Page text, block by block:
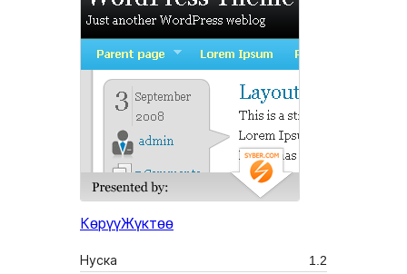
КөрүүЖүктөө
Нуска
1.2